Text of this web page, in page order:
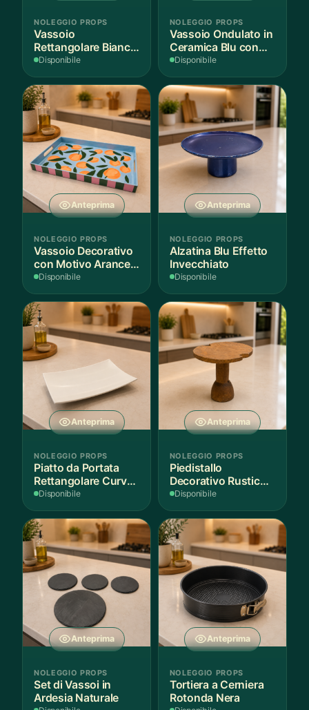
NOLEGGIO PROPS
Vassoio
Rettangolare Bianco
per Scenografie
Disponibile
NOLEGGIO PROPS
Vassoio Ondulato in
Ceramica Blu con
Bordo Dorato
Disponibile
Anteprima
NOLEGGIO PROPS
Vassoio Decorativo
con Motivo Arance e
Foglie
Disponibile
Anteprima
NOLEGGIO PROPS
Alzatina Blu Effetto
Invecchiato
Disponibile
Anteprima
NOLEGGIO PROPS
Piatto da Portata
Rettangolare Curvo
Bianco
Disponibile
Anteprima
NOLEGGIO PROPS
Piedistallo
Decorativo Rustico
in Legno
Disponibile
Anteprima
NOLEGGIO PROPS
Set di Vassoi in
Ardesia Naturale
Anteprima
NOLEGGIO PROPS
Tortiera a Cerniera
Rotonda Nera